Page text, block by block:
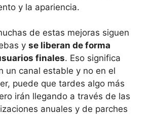
y la apariencia.
de estas mejoras siguen
y se liberan de forma
finales. Eso significa
un canal estable y no en el
puede que tardes algo más
irán llegando a través de las
anuales y de parches